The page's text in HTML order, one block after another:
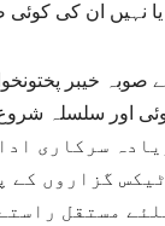
نہیں ان کی
صوبہ خیبر
سرکاری
گزاروں کے